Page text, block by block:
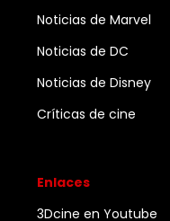
Noticias de Marvel
Noticias de DC
Noticias de Disney
Críticas de cine
Enlaces
3Dcine en Youtube